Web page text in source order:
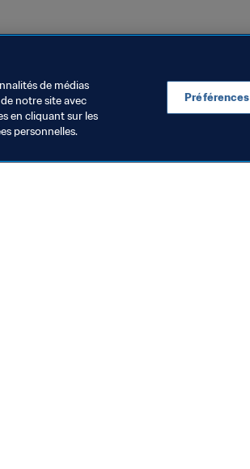
de médias
notre site avec
en cliquant sur les
personnelles.
Préférences